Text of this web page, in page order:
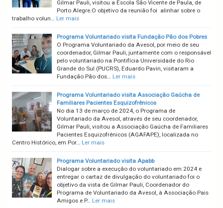
Gilmar Pauli, visitou a Escola São Vicente de Paula, de
Porto Alegre.O objetivo da reunião foi alinhar sobre o
trabalho volun… Ler mais
Programa Voluntariado visita Fundação Pão dos Pobres
O Programa Voluntariado da Avesol, por meio de seu
coordenador, Gilmar Pauli, juntamente com o responsável
pelo voluntariado na Pontifícia Universidade do Rio
Grande do Sul (PUCRS), Eduardo Pavin, visitaram a
Fundação Pão dos… Ler mais
Programa Voluntariado visita Associação Gaúcha de
Familiares Pacientes Esquizofrênicos
No dia 13 de março de 2024, o Programa de
Voluntariado da Avesol, através de seu coordenador,
Gilmar Pauli, visitou a Associação Gaúcha de Familiares
Pacientes Esquizofrênicos (AGAFAPE), localizada no
Centro Histórico, em Por… Ler mais
Programa Voluntariado visita Apabb
Dialogar sobre a execução do voluntariado em 2024 e
entregar o cartaz de divulgação do voluntariado foi o
objetivo da vista de Gilmar Pauli, Coordenador do
Programa de Voluntariado da Avesol, à Associação Pais
Amigos e P… Ler mais